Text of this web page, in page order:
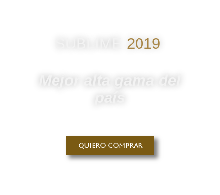
2019
Mejor alta gama del
país
Quiero comprar